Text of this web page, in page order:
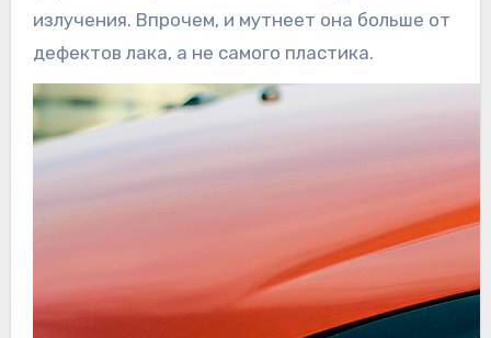
излучения. Впрочем, и мутнеет она больше от
дефектов лака, а не самого пластика.